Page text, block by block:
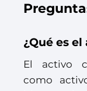
¿Qué es
El activo
como